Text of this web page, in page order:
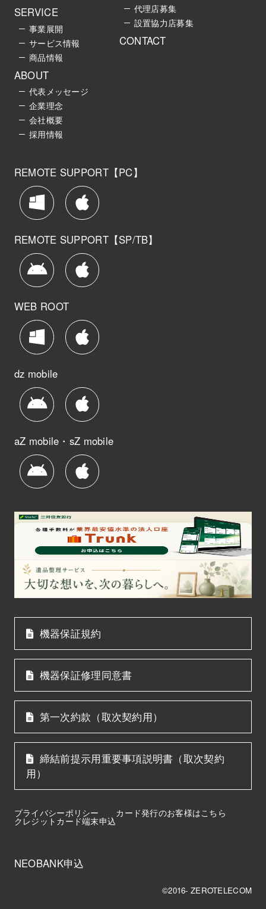
SERVICE
事業展開
サービス情報
商品情報
ABOUT
代表メッセージ
企業理念
会社概要
採用情報
代理店募集
設置協力店募集
CONTACT
REMOTE SUPPORT【PC】
REMOTE SUPPORT【SP/TB】
WEB ROOT
dz mobile
aZ mobile・sZ mobile
機器保証規約
機器保証修理同意書
第一次約款（取次契約用）
締結前提示用重要事項説明書（取次契約
用）
プライバシーポリシー カード発行のお客様はこちら
クレジットカード端末申込
NEOBANK申込
©2016- ZEROTELECOM